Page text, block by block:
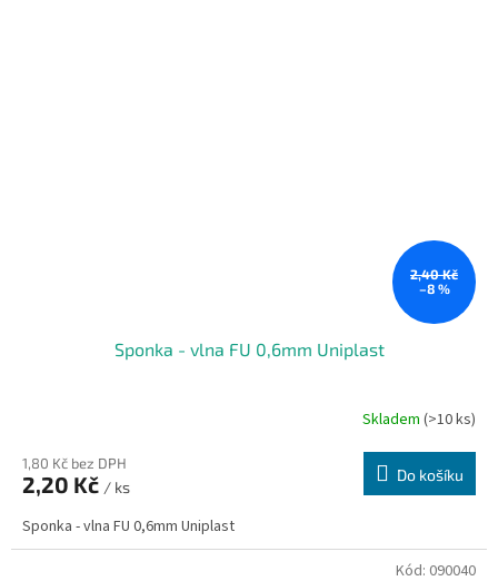
2,40 Kč
–8 %
Sponka - vlna FU 0,6mm Uniplast
Skladem (>10 ks)
1,80 Kč bez DPH
2,20 Kč / ks
Do košíku
Sponka - vlna FU 0,6mm Uniplast
Kód: 090040